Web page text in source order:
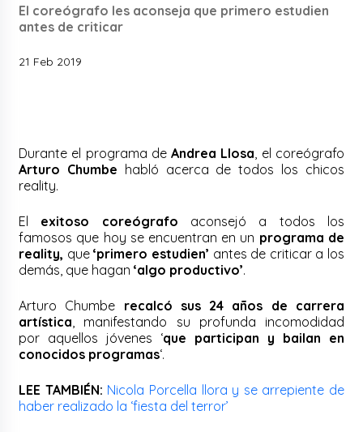
El coreógrafo les aconseja que primero estudien
antes de criticar
21 Feb 2019
Durante el programa deAndrea Llosa , el coreógrafo
Arturo Chumbe habló acerca de todos los chicos
reality.
El exitoso coreógrafo aconsejó a todos los
famosos que hoy se encuentran en un programa de
reality, que‘primero estudien’ antes de criticar a los
demás, que hagan‘algo productivo’.
Arturo Chumbe recalcó sus 24 años de carrera
artística , manifestando su profunda incomodidad
por aquellos jóvenes ‘que participan y bailan en
conocidos programas‘.
LEE TAMBIÉN: Nicola Porcella llora y se arrepiente de
haber realizado la ‘fiesta del terror’